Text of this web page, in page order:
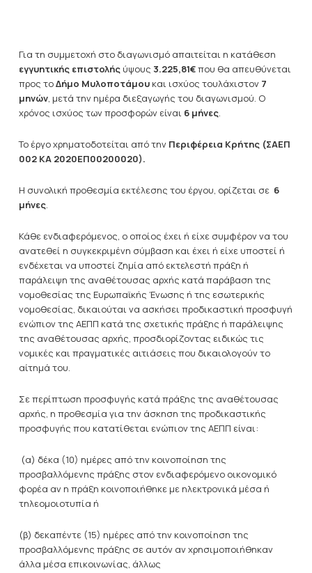
Για τη συμμετοχή στο διαγωνισμό απαιτείται η κατάθεση
εγγυητικής επιστολήςύψους 3.225,81€που θα απευθύνεται
προς τοΔήμο Μυλοποτάμουκαι ισχύος τουλάχιστον 7
μηνών, μετά την ημέρα διεξαγωγής του διαγωνισμού. Ο
χρόνος ισχύος των προσφορών είναι 6 μήνες.
Το έργο χρηματοδοτείται από την Περιφέρεια Κρήτης (ΣΑΕΠ
002 ΚΑ 2020ΕΠ00200020).
Η συνολική προθεσμία εκτέλεσης του έργου, ορίζεται σε 6
μήνες.
Κάθε ενδιαφερόμενος, ο οποίος έχει ή είχε συμφέρον να του
ανατεθεί η συγκεκριμένη σύμβαση και έχει ή είχε υποστεί ή
ενδέχεται να υποστεί ζημία από εκτελεστή πράξη ή
παράλειψη της αναθέτουσας αρχής κατά παράβαση της
νομοθεσίας της Ευρωπαϊκής Ένωσης ή της εσωτερικής
νομοθεσίας, δικαιούται να ασκήσει προδικαστική προσφυγή
ενώπιον της ΑΕΠΠ κατά της σχετικής πράξης ή παράλειψης
της αναθέτουσας αρχής, προσδιορίζοντας ειδικώς τις
νομικές και πραγματικές αιτιάσεις που δικαιολογούν το
αίτημά του.
Σε περίπτωση προσφυγής κατά πράξης της αναθέτουσας
αρχής, η προθεσμία για την άσκηση της προδικαστικής
προσφυγής που κατατίθεται ενώπιον της ΑΕΠΠ είναι:
(α) δέκα (10) ημέρες από την κοινοποίηση της
προσβαλλόμενης πράξης στον ενδιαφερόμενο οικονομικό
φορέα αν η πράξη κοινοποιήθηκε με ηλεκτρονικά μέσα ή
τηλεομοιοτυπία ή
(β) δεκαπέντε (15) ημέρες από την κοινοποίηση της
προσβαλλόμενης πράξης σε αυτόν αν χρησιμοποιήθηκαν
άλλα μέσα επικοινωνίας, άλλως